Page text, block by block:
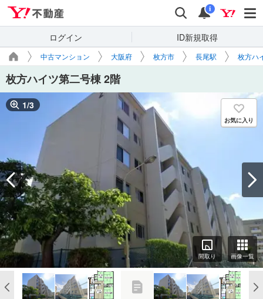
検索 通知
i
ログイン ID新規取得
中古マンション 大阪府 枚方市 長尾駅 枚方ハ
枚方ハイツ第二号棟 2階
1/3
お気に入り
間取り 画像一覧